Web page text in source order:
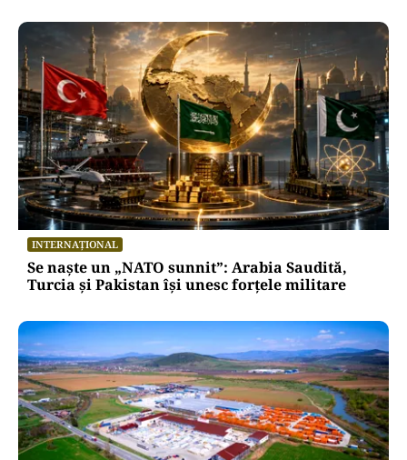
INTERNAȚIONAL
Se naște un „NATO sunnit”: Arabia Saudită,
Turcia și Pakistan își unesc forțele militare